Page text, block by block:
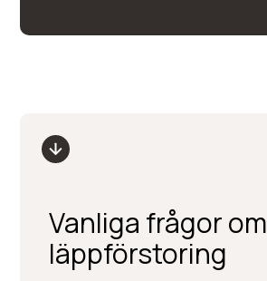
Vanliga frågor om
läppförstoring